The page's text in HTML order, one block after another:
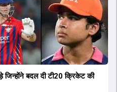
जिससे मैदान पर कोई कंफ्यूजन नहीं
सफलता हासिल की है।
बदल दी टी20 क्रिकेट की